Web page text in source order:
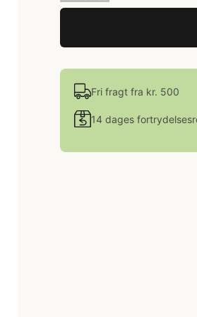
Fri fragt fra kr. 500
14 dages